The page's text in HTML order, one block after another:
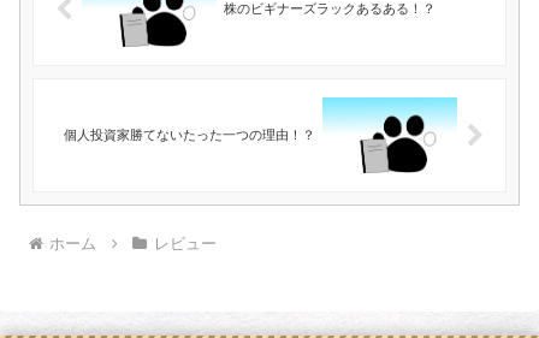
株のビギナーズラックあるある！？
個人投資家勝てないたった一つの理由！？
ホーム レビュー